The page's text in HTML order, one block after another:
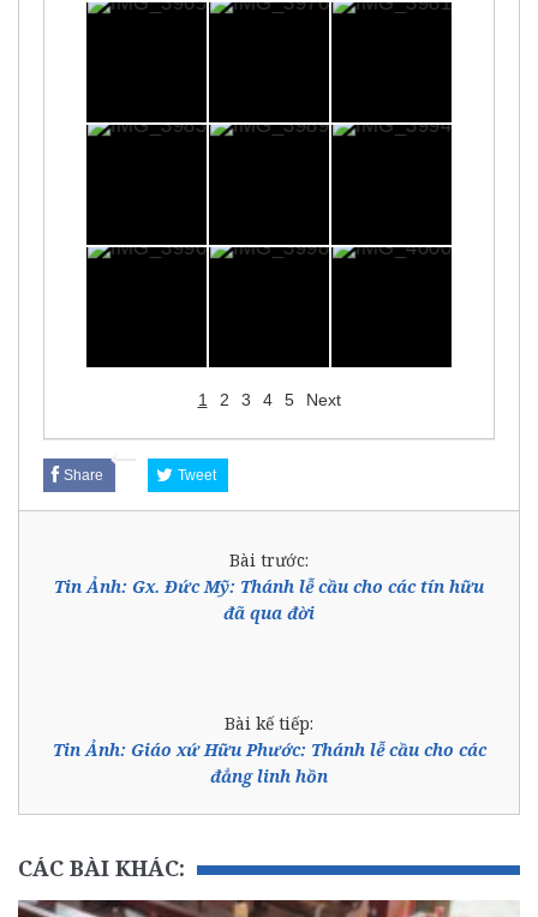
1 2 3 4 5 Next
Share Tweet
Bài trước:
Tin Ảnh: Gx. Đức Mỹ: Thánh lễ cầu cho các tín hữu
đã qua đời
Bài kế tiếp:
Tin Ảnh: Giáo xứ Hữu Phước: Thánh lễ cầu cho các
đẳng linh hồn
CÁC BÀI KHÁC: